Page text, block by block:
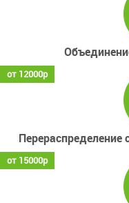
от 12000р
от 15000р